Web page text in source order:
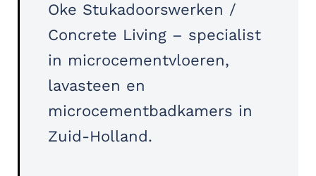
Oke Stukadoorswerken /
Concrete Living – specialist
in microcementvloeren,
lavasteen en
microcementbadkamers in
Zuid-Holland.